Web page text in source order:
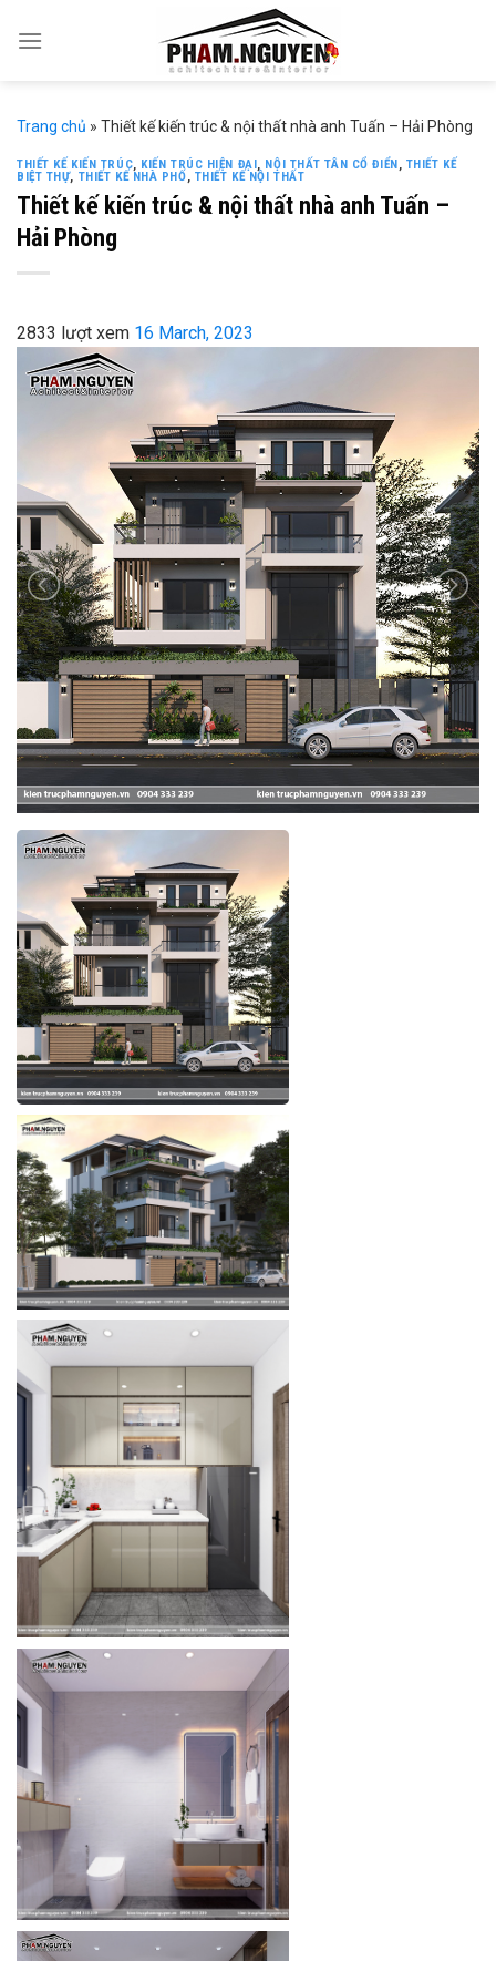
Trang chủ » Thiết kế kiến trúc & nội thất nhà anh Tuấn – Hải Phòng
THIẾT KẾ KIẾN TRÚC, KIẾN TRÚC HIỆN ĐẠI , NỘI THẤT TÂN CỔ ĐIỂN , THIẾT KẾ
BIỆT THỰ, THIẾT KẾ NHÀ PHỐ, THIẾT KẾ NỘI THẤT
Thiết kế kiến trúc & nội thất nhà anh Tuấn –
Hải Phòng
2833 lượt xem 16 March, 2023